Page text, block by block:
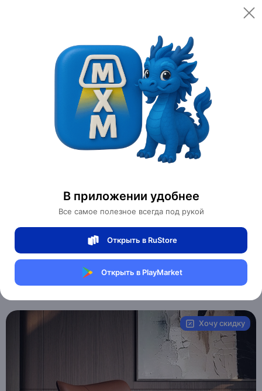
В приложении удобнее
Все самое полезное всегда под рукой
Открыть в RuStore
Открыть в PlayMarket
Открыть
Категории
Мебель для дома и офиса
Мебель для дома
Кресло коричневое Faust, 73*80*86 см,
0 отзывов
Хочу скидку